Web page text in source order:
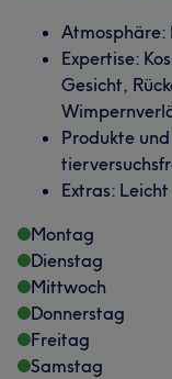
Atmosphäre:
Expertise:
Gesicht,
Produkte
Extras:
Montag
Dienstag
Mittwoch
Donnerstag
Freitag
Samstag